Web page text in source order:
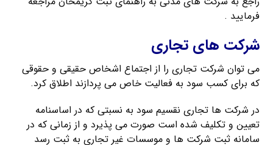
فرمایید .
شرکت های تجاری
می توان شرکت تجاری را از اجتماع اشخاص حقیقی و حقوقی
که برای کسب سود به فعالیت خاص می پردازند اطلاق کرد.
در شرکت ها تجاری نقسیم سود به نسبتی که در اساسنامه
تعیین و تکلیف شده است صورت می پذیرد و از زمانی که در
سامانه ثبت شرکت ها و موسسات غیر تجاری به ثبت رسد